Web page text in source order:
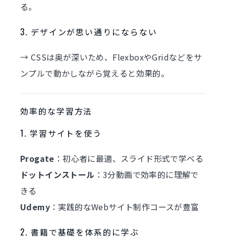
る。
3. デザインが思い通りにならない
→ CSSは奥が深いため、FlexboxやGridなどをサ
ンプルで動かしながら覚えると効果的。
効率的な学習方法
1. 学習サイトを使う
Progate ：初心者に最適、スライド形式で学べる
ドットインストール ：3分動画で効率的に理解で
きる
Udemy ：実践的なWebサイト制作コースが豊富
2. 書籍で基礎を体系的に学ぶ